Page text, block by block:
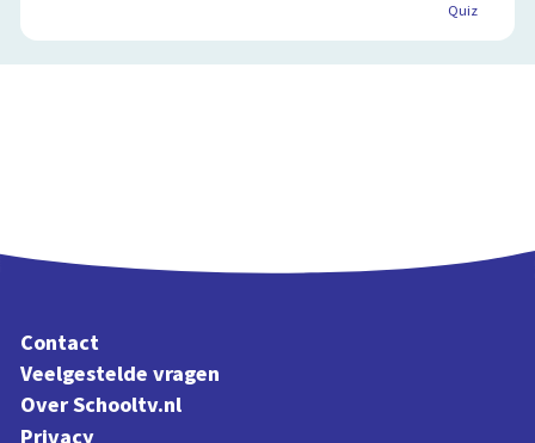
Quiz
Contact
Veelgestelde vragen
Over Schooltv.nl
Privacy